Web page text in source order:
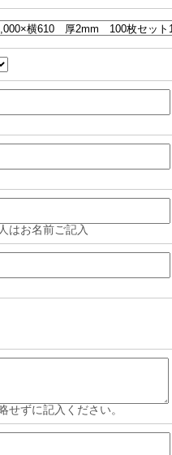
はお名前ご記入
ずに記入ください。